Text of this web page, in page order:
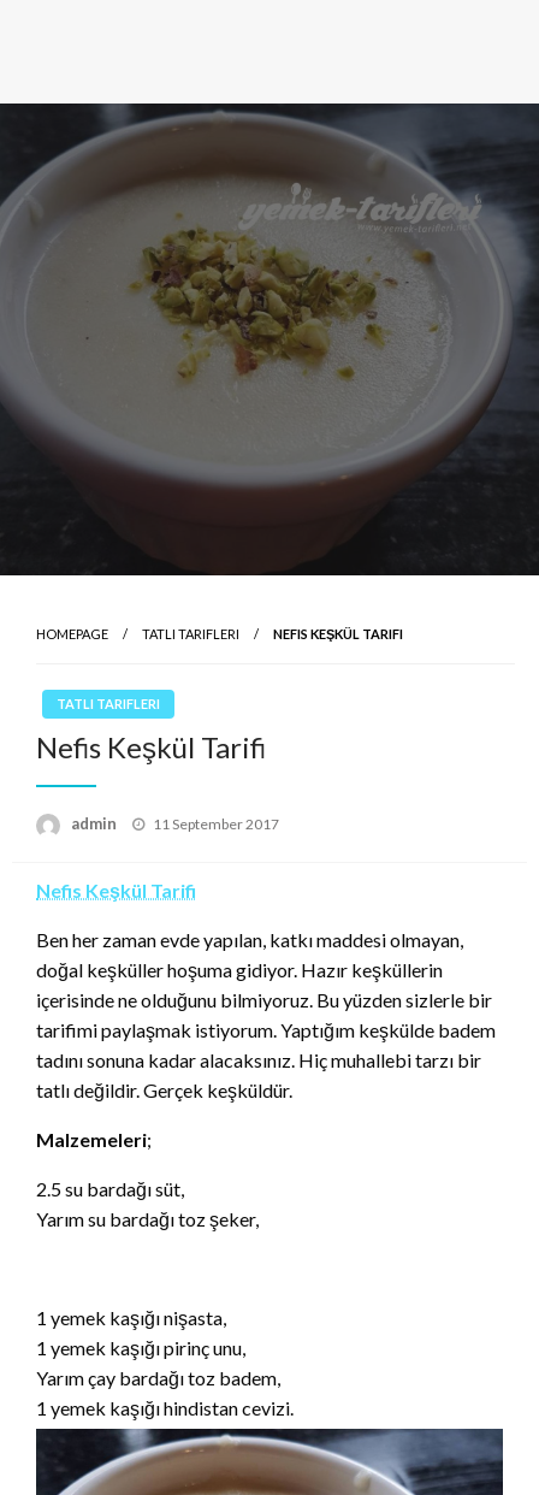
HOMEPAGE TATLI TARIFLERI NEFIS KEŞKÜL TARIFI
TATLI TARIFLERI
Nefis Keşkül Tarifi
admin
Posted
11 September 2017
Nefis Keşkül Tarifi
Ben her zaman evde yapılan, katkı maddesi olmayan,
doğal keşküller hoşuma gidiyor. Hazır keşküllerin
içerisinde ne olduğunu bilmiyoruz. Bu yüzden sizlerle bir
tarifimi paylaşmak istiyorum. Yaptığım keşkülde badem
tadını sonuna kadar alacaksınız. Hiç muhallebi tarzı bir
tatlı değildir. Gerçek keşküldür.
Malzemeleri;
2.5 su bardağı süt,
Yarım su bardağı toz şeker,
1 yemek kaşığı nişasta,
1 yemek kaşığı pirinç unu,
Yarım çay bardağı toz badem,
1 yemek kaşığı hindistan cevizi.